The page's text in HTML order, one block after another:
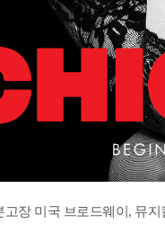
장 미국 브로드웨이, 뮤